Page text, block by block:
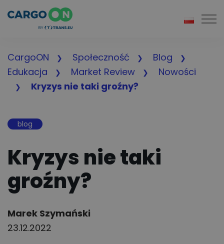
CargoON Społeczność
Blog
Edukacja
Market Review
Nowości
Kryzys nie taki groźny?
blog
Kryzys nie taki
groźny?
Author:
Marek Szymański
23.12.2022